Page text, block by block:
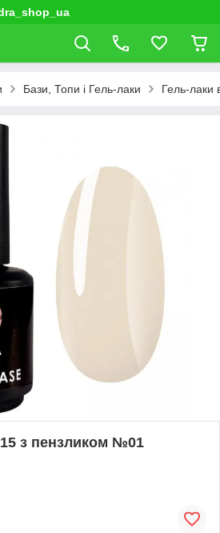
Бази, Топи і Гель-лаки Гель-лаки
з пензликом №01